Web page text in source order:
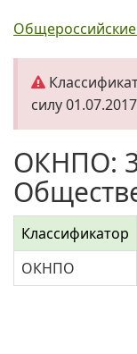
силу
ОКНПО:
Классификатор
ОКНПО